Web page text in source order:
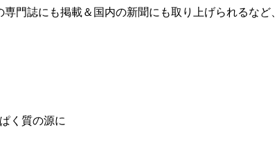
門誌にも掲載＆国内の新聞にも取り上げられるなど、
く質の源に